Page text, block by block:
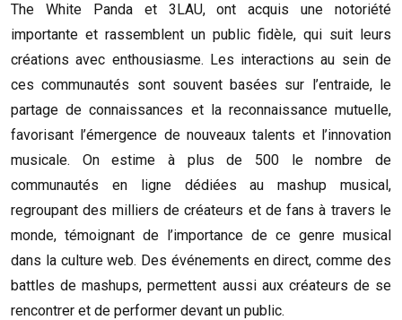
The White Panda et 3LAU, ont acquis une notoriété
importante et rassemblent un public fidèle, qui suit leurs
créations avec enthousiasme. Les interactions au sein de
ces communautés sont souvent basées sur l’entraide, le
partage de connaissances et la reconnaissance mutuelle,
favorisant l’émergence de nouveaux talents et l’innovation
musicale. On estime à plus de 500 le nombre de
communautés en ligne dédiées au mashup musical,
regroupant des milliers de créateurs et de fans à travers le
monde, témoignant de l’importance de ce genre musical
dans la culture web. Des événements en direct, comme des
battles de mashups, permettent aussi aux créateurs de se
rencontrer et de performer devant un public.